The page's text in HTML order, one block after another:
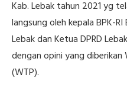
Kab. Lebak tahun 2021 yg
langsung oleh kepala BPK-
Lebak dan Ketua DPRD
dengan opini yang diberikan
(WTP).